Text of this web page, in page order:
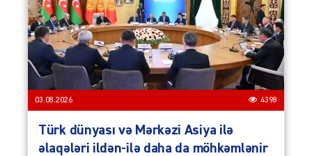
03.08.2026 4398
Türk dünyası və Mərkəzi Asiya ilə
əlaqələri ildən-ilə daha da möhkəmlənir